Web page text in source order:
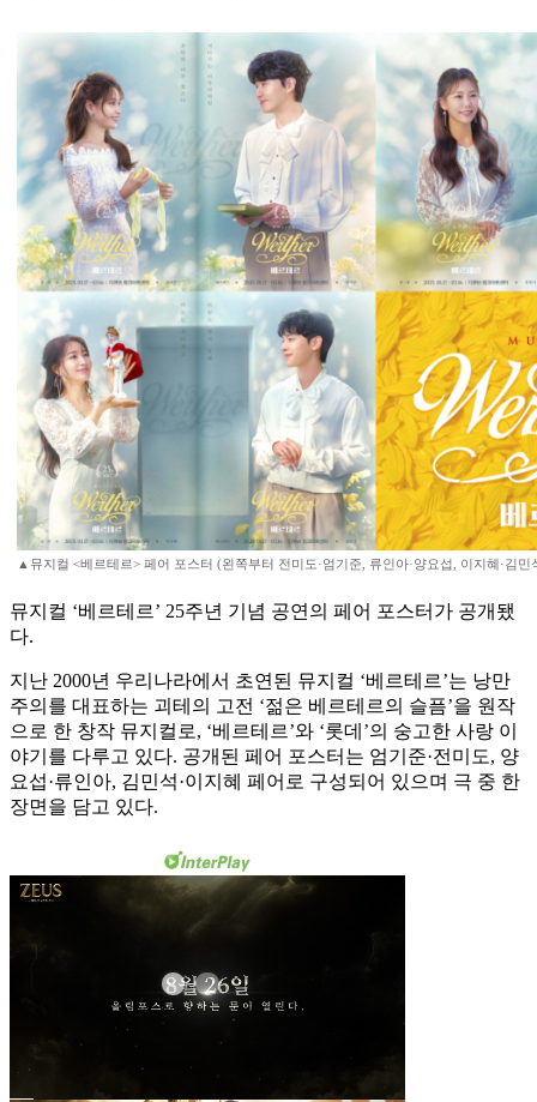
▲뮤지컬 <베르테르> 페어 포스터 (왼쪽부터 전미도·엄기준, 류인아·양요섭, 이지혜·김민
뮤지컬 ‘베르테르’ 25주년 기념 공연의 페어 포스터가 공개됐
다.
지난 2000년 우리나라에서 초연된 뮤지컬 ‘베르테르’는 낭만
주의를 대표하는 괴테의 고전 ‘젊은 베르테르의 슬픔’을 원작
으로 한 창작 뮤지컬로, ‘베르테르’와 ‘롯데’의 숭고한 사랑 이
야기를 다루고 있다. 공개된 페어 포스터는 엄기준·전미도, 양
요섭·류인아, 김민석·이지혜 페어로 구성되어 있으며 극 중 한
장면을 담고 있다.